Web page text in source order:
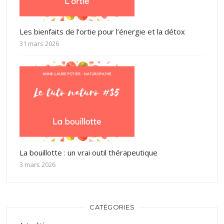
Les bienfaits de l’ortie pour l’énergie et la détox
31 mars 2026
La bouillotte : un vrai outil thérapeutique
3 mars 2026
CATÉGORIES